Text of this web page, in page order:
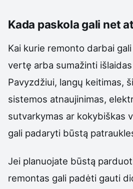
Kada paskola gali net
Kai kurie remonto darbai
vertę arba sumažinti
Pavyzdžiui, langų keitimas,
sistemos atnaujinimas,
sutvarkymas ar kokybiškas
gali padaryti būstą
Jei planuojate būstą
remontas gali padėti gauti